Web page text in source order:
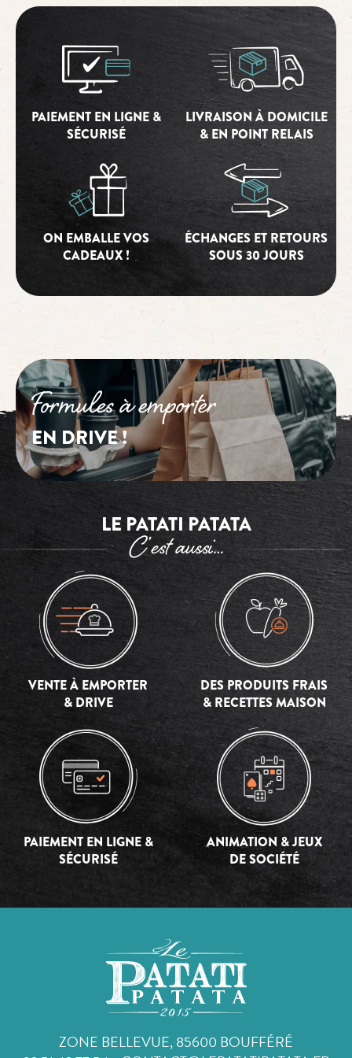
PAIEMENT EN LIGNE &
SÉCURISÉ
LIVRAISON À DOMICILE
& EN POINT RELAIS
ON EMBALLE VOS
CADEAUX !
ÉCHANGES ET RETOURS
SOUS 30 JOURS
Formules à emporter
EN DRIVE !
LE PATATI PATATA
C’est aussi…
VENTE À EMPORTER
& DRIVE
DES PRODUITS FRAIS
& RECETTES MAISON
PAIEMENT EN LIGNE &
SÉCURISÉ
ANIMATION & JEUX
DE SOCIÉTÉ
ZONE BELLEVUE, 85600 BOUFFÉRÉ